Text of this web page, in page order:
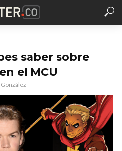
saber sobre
el MCU